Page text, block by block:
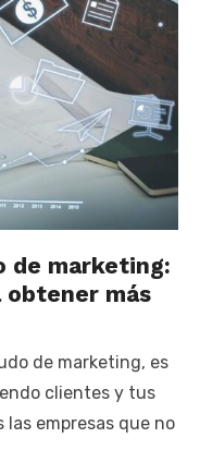
de marketing:
más
de marketing, es
clientes y tus
empresas que no